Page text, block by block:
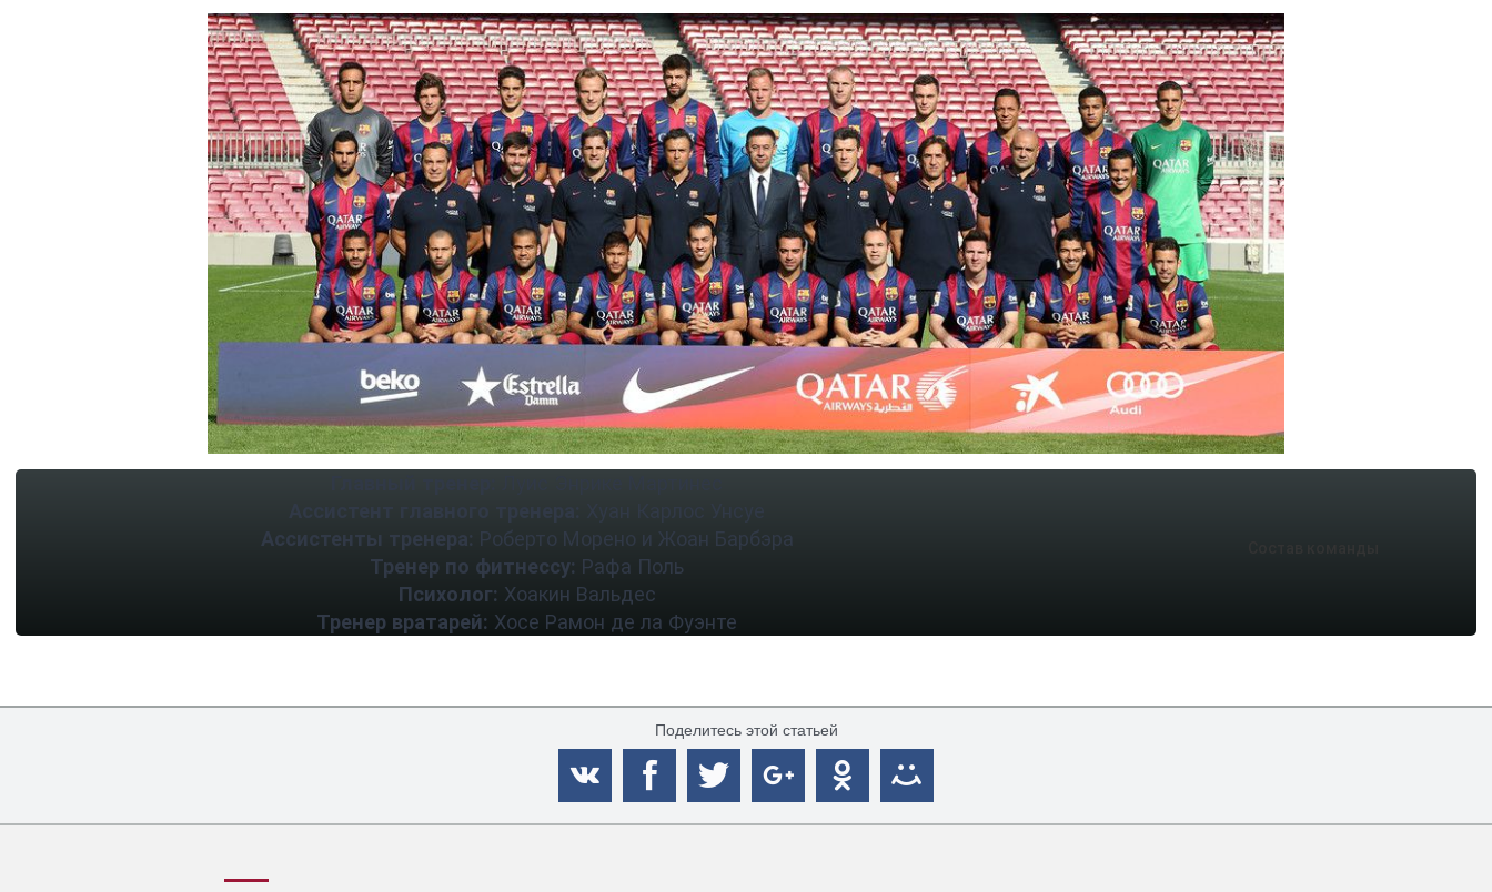
Ассистенты тренера: Роберто Морено и Жоан Барбэра
Тренер по фитнессу: Рафа Поль
Психолог: Хоакин Вальдес
Тренер вратарей: Хосе Рамон де ла Фуэнте
Поделитесь этой статьей